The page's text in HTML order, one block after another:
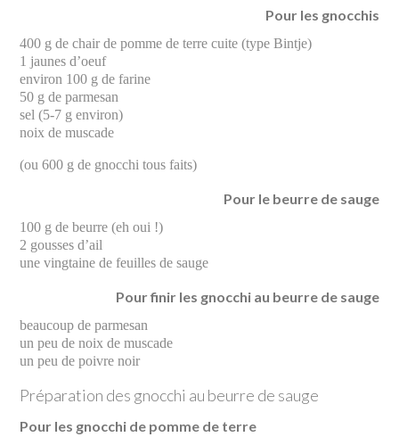
Pour les gnocchis
400 g de chair de pomme de terre cuite (type Bintje)
1 jaunes d’oeuf
environ 100 g de farine
50 g de parmesan
sel (5-7 g environ)
noix de muscade
(ou 600 g de gnocchi tous faits)
Pour le beurre de sauge
100 g de beurre (eh oui !)
2 gousses d’ail
une vingtaine de feuilles de sauge
Pour finir les gnocchi au beurre de sauge
beaucoup de parmesan
un peu de noix de muscade
un peu de poivre noir
Préparation des gnocchi au beurre de sauge
Pour les gnocchi de pomme de terre